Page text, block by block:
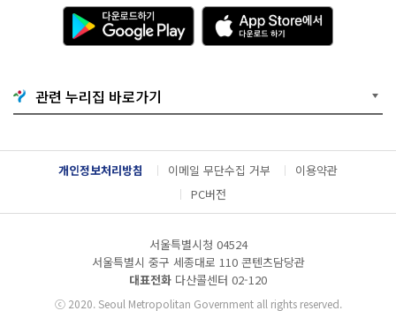
다
운
로
기
G
o
g
l
e
A
p
p
e
서
다
운
관련 누리집 바로가기
개인정보처리방침 이메일 무단수집 거부
이용약관
PC버전
서울특별시청 04524
서울특별시 중구 세종대로 110 콘텐츠담당관
대표전화 다산콜센터 02-120
ⓒ2020. Seoul Metropolitan Government all rights reserved.